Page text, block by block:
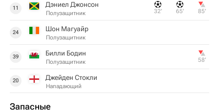
11 Дэниел Джонсон
Полузащитник 32‎’‎ 65‎’‎ 85‎’‎
24 Шон Магуайр
Полузащитник
39 Билли Бодин
Полузащитник 58‎’‎
20 Джейден Стокли
Нападающий
Запасные